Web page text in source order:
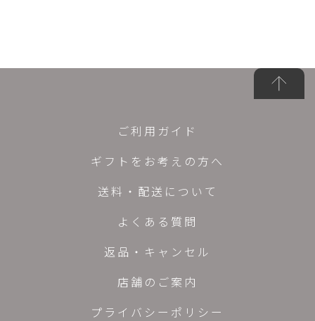
ご利用ガイド
ギフトをお考えの方へ
送料・配送について
よくある質問
返品・キャンセル
店舗のご案内
プライバシーポリシー